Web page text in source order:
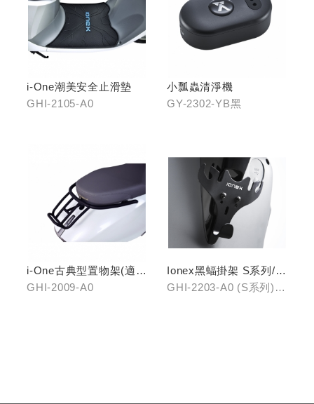
i-One潮美安全止滑墊
GHI-2105-A0
小瓢蟲清淨機
GY-2302-YB黑
i-One古典型置物架(適用
i-One/i-One AIR)
GHI-2009-A0
Ionex黑蝠掛架 S系列/i-
One
GHI-2203-A0 (S系列)、